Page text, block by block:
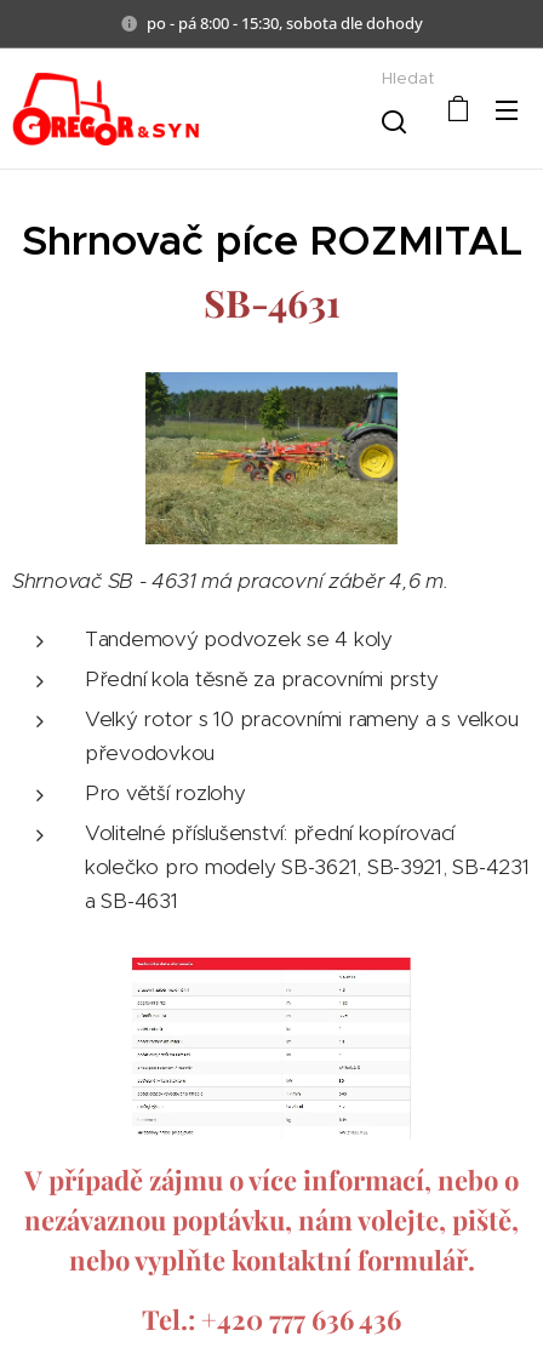
po - pá 8:00 - 15:30, sobota dle dohody
Hledat
Shrnovač píce ROZMITAL
SB-4631
Shrnovač SB - 4631 má pracovní záběr 4,6 m.
Tandemový podvozek se 4 koly
Přední kola těsně za pracovními prsty
Velký rotor s 10 pracovními rameny a s velkou
převodovkou
Pro větší rozlohy
Volitelné příslušenství: přední kopírovací
kolečko pro modely SB-3621, SB-3921, SB-4231
a SB-4631
V případě zájmu o více informací, nebo o
nezávaznou poptávku, nám volejte, piště,
nebo vyplňte kontaktní formulář.
Tel.: +420 777 636 436